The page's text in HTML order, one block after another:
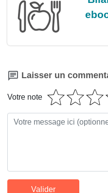
Laisser un
Votre note